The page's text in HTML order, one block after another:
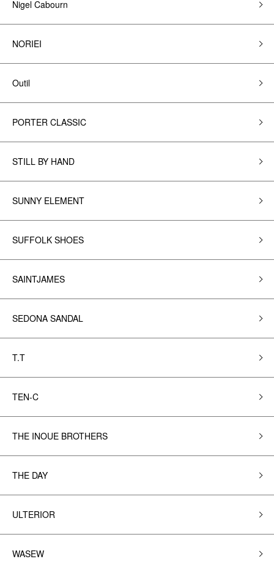
Nigel Cabourn
NORIEI
Outil
PORTER CLASSIC
STILL BY HAND
SUNNY ELEMENT
SUFFOLK SHOES
SAINTJAMES
SEDONA SANDAL
T.T
TEN-C
THE INOUE BROTHERS
THE DAY
ULTERIOR
WASEW